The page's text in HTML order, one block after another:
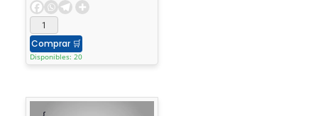
Comprar 🛒
Disponibles: 20